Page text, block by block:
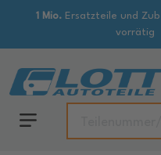
1 Mio.Ersatzteile und
vorrätig